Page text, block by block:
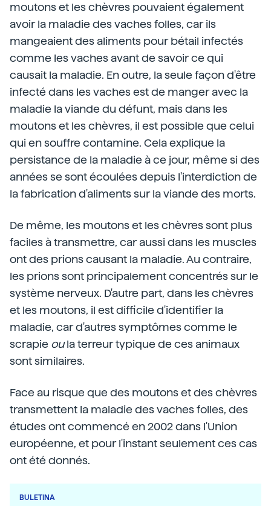
moutons et les chèvres pouvaient également
avoir la maladie des vaches folles, car ils
mangeaient des aliments pour bétail infectés
comme les vaches avant de savoir ce qui
causait la maladie. En outre, la seule façon d'être
infecté dans les vaches est de manger avec la
maladie la viande du défunt, mais dans les
moutons et les chèvres, il est possible que celui
qui en souffre contamine. Cela explique la
persistance de la maladie à ce jour, même si des
années se sont écoulées depuis l'interdiction de
la fabrication d'aliments sur la viande des morts.
De même, les moutons et les chèvres sont plus
faciles à transmettre, car aussi dans les muscles
ont des prions causant la maladie. Au contraire,
les prions sont principalement concentrés sur le
système nerveux. D'autre part, dans les chèvres
et les moutons, il est difficile d'identifier la
maladie, car d'autres symptômes comme le
scrapie oula terreur typique de ces animaux
sont similaires.
Face au risque que des moutons et des chèvres
transmettent la maladie des vaches folles, des
études ont commencé en 2002 dans l'Union
européenne, et pour l'instant seulement ces cas
ont été donnés.
BULETINA